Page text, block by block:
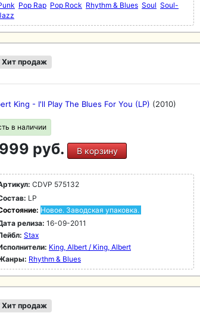
Pop Rap Pop Rock Rhythm & Blues Soul Soul-
Хит продаж
King - I'll Play The Blues For You (LP) (2010)
в наличии
руб. В корзину
CDVP 575132
LP
Новое. Заводская упаковка.
релиза: 16-09-2011
Stax
King, Albert / King, Albert
Rhythm & Blues
Хит продаж